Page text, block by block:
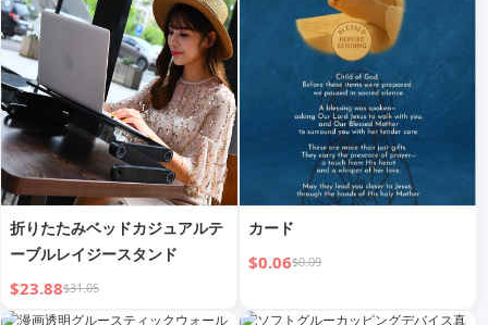
折りたたみベッドカジュアルテ
ーブルレイジースタンド
$23.88$31.05
カード
$0.06$0.09